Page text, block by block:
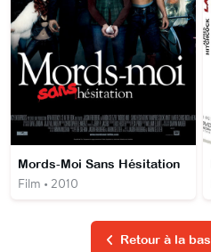
Mords-Moi Sans Hésitation
Film • 2010
Retour à la